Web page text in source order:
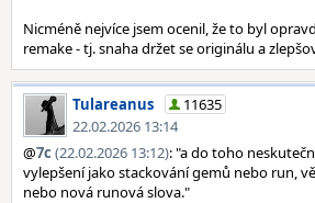
Nicméně nejvíce jsem ocenil, že to byl
remake - tj. snaha držet se originálu a
Tulareanus
11635
22.02.2026 13:14
@7c (22.02.2026 13:12): "a do toho
vylepšení jako stackování gemů nebo run,
nebo nová runová slova."